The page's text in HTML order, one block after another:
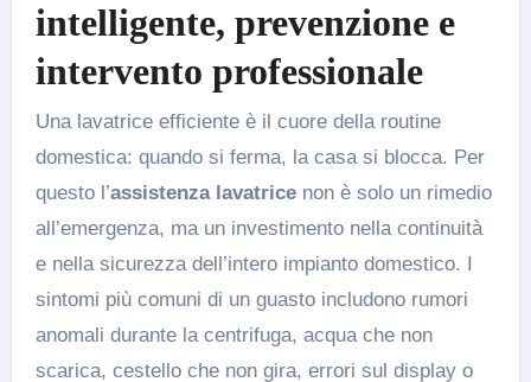
intelligente, prevenzione e
intervento professionale
Una lavatrice efficiente è il cuore della routine
domestica: quando si ferma, la casa si blocca. Per
questo l’assistenza lavatricenon è solo un rimedio
all’emergenza, ma un investimento nella continuità
e nella sicurezza dell’intero impianto domestico. I
sintomi più comuni di un guasto includono rumori
anomali durante la centrifuga, acqua che non
scarica, cestello che non gira, errori sul display o